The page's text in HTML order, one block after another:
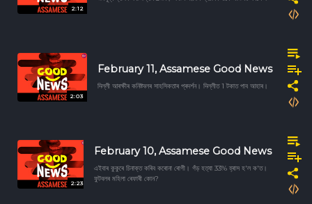
2:12
2:03
February 11, Assamese Good News
দিল্লী আৰক্ষীৰ কনিষ্টবলৰ সাহসিকতাৰ প্ৰদৰ্শন। দিল্লীত 1 টকাত পাব আহাৰ।
2:23
February 10, Assamese Good News
এইবাৰ কুকুৰে চিনাক্ত কৰিব কৰোনা ৰোগী। গঁড় হত্যা 33% হ্ৰাস হ'ল ক'ত।
ফুটবলৰ মহিলা ৰেফাৰী কোন?